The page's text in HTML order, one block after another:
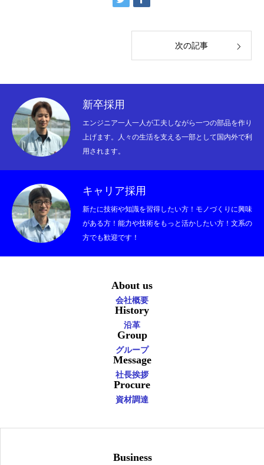
会社概要
精密部品の紹介
ismart
次の記事
新卒採用
エンジニア一人一人が工夫しながら一つの部品を作り
上げます。人々の生活を支える一部として国内外で利
用されます。
キャリア採用
新たに技術や知識を習得したい方！モノづくりに興味
がある方！能力や技術をもっと活かしたい方！文系の
方でも歓迎です！
About us
会社概要
History
沿革
Group
グループ
Message
社長挨拶
Procure
資材調達
Business